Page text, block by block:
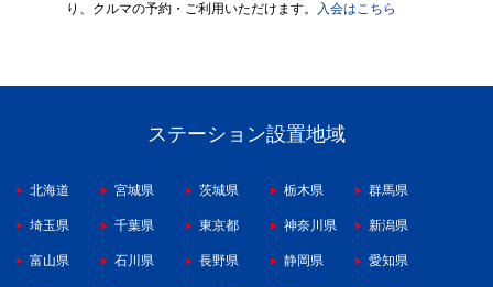
り、クルマの予約・ご利用いただけます。
入会はこちら
ステーション設置地域
北海道 宮城県 茨城県 栃木県 群馬県
埼玉県 千葉県 東京都 神奈川県 新潟県
富山県 石川県 長野県 静岡県 愛知県